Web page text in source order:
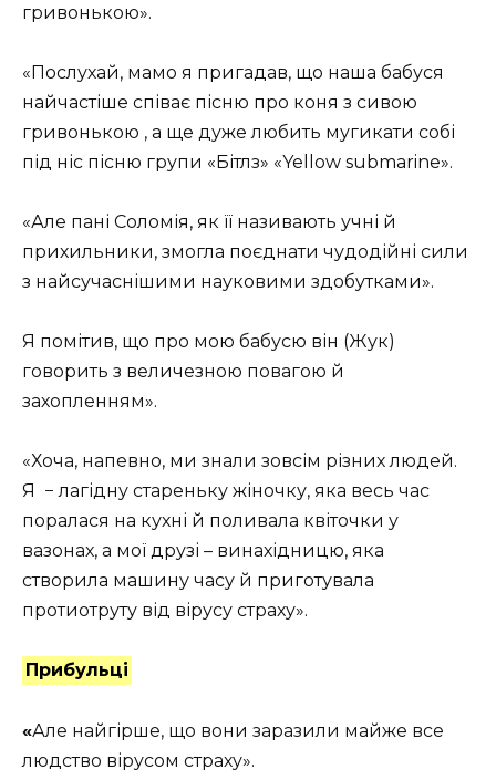
гривонькою».
«Послухай, мамо я пригадав, що наша бабуся
найчастіше співає пісню про коня з сивою
гривонькою , а ще дуже любить мугикати собі
під ніс пісню групи «Бітлз» «Yellow submarine».
«Але пані Соломія, як її називають учні й
прихильники, змогла поєднати чудодійні сили
з найсучаснішими науковими здобутками».
Я помітив, що про мою бабусю він (Жук)
говорить з величезною повагою й
захопленням».
«Хоча, напевно, ми знали зовсім різних людей.
Я
− лагідну стареньку жіночку, яка весь час
поралася на кухні й поливала квіточки у
вазонах, а мої друзі – винахідницю, яка
створила машину часу й приготувала
протиотруту від вірусу страху».
Прибульці
«Але найгірше, що вони заразили майже все
людство вірусом страху».